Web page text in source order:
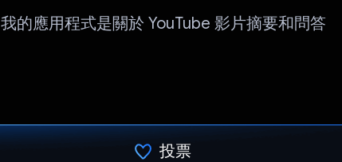
我的應用程式是關於 YouTube 影片摘要和問答
投票